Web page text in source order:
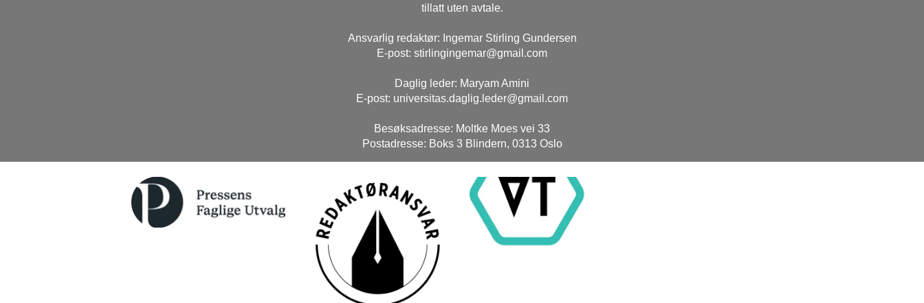
tillatt uten avtale.
Ansvarlig redaktør: Ingemar Stirling Gundersen
E-post: stirlingingemar@gmail.com
Daglig leder: Maryam Amini
E-post: universitas.daglig.leder@gmail.com
Besøksadresse: Moltke Moes vei 33
Postadresse: Boks 3 Blindern, 0313 Oslo